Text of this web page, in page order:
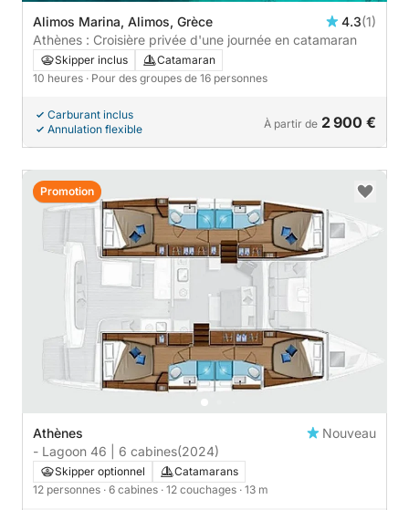
Alimos Marina, Alimos, Grèce 4.3(1)
Athènes : Croisière privée d'une journée en catamaran
Skipper inclus
Catamaran
10 heures · Pour des groupes de 16 personnes
Carburant inclus
Annulation flexible
À partir de 2 900 €
Athènes
Nouveau
- Lagoon 46 | 6 cabines(2024)
Skipper optionnel
Catamarans
12 personnes · 6 cabines · 12 couchages · 13 m
Promotion